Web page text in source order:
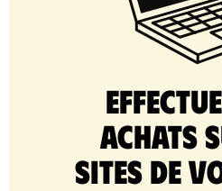
achats
sites de